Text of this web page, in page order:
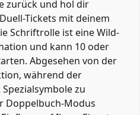
zurück und hol dir
Tickets mit deinem
Schriftrolle ist eine Wild-
und kann 10 oder
Abgesehen von der
während der
zu
Doppelbuch-Modus